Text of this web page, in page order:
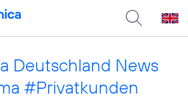
Deutschland News
#Privatkunden